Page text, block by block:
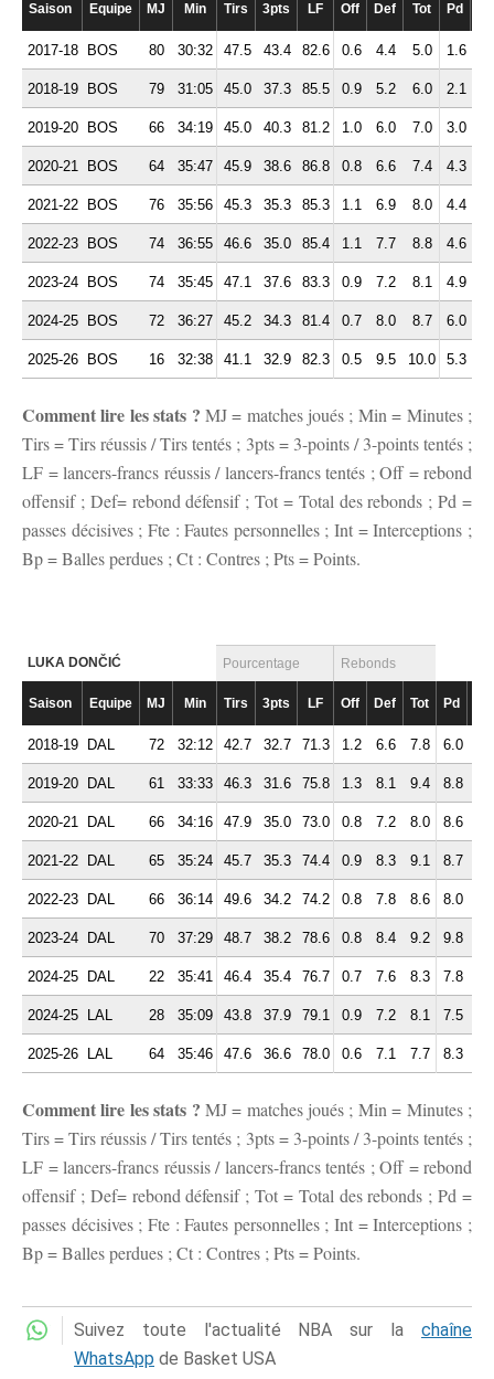
Saison Equipe MJ Min Tirs 3pts LF Off Def Tot Pd
2017-18 BOS 80 30:32 47.5 43.4 82.6 0.6 4.4 5.0 1.6
2018-19 BOS 79 31:05 45.0 37.3 85.5 0.9 5.2 6.0 2.1
2019-20 BOS 66 34:19 45.0 40.3 81.2 1.0 6.0 7.0 3.0
2020-21 BOS 64 35:47 45.9 38.6 86.8 0.8 6.6 7.4 4.3
2021-22 BOS 76 35:56 45.3 35.3 85.3 1.1 6.9 8.0 4.4
2022-23 BOS 74 36:55 46.6 35.0 85.4 1.1 7.7 8.8 4.6
2023-24 BOS 74 35:45 47.1 37.6 83.3 0.9 7.2 8.1 4.9
2024-25 BOS 72 36:27 45.2 34.3 81.4 0.7 8.0 8.7 6.0
2025-26 BOS 16 32:38 41.1 32.9 82.3 0.5 9.5 10.0 5.3
Comment lire les stats ? MJ = matches joués ; Min = Minutes ;
Tirs = Tirs réussis / Tirs tentés ; 3pts = 3-points / 3-points tentés ;
LF = lancers-francs réussis / lancers-francs tentés ; Off = rebond
offensif ; Def= rebond défensif ; Tot = Total des rebonds ; Pd =
passes décisives ; Fte : Fautes personnelles ; Int = Interceptions ;
Bp = Balles perdues ; Ct : Contres ; Pts = Points.
LUKA DONČIĆ Pourcentage Rebonds
Saison Equipe MJ Min Tirs 3pts LF Off Def Tot Pd
2018-19 DAL 72 32:12 42.7 32.7 71.3 1.2 6.6 7.8 6.0
2019-20 DAL 61 33:33 46.3 31.6 75.8 1.3 8.1 9.4 8.8
2020-21 DAL 66 34:16 47.9 35.0 73.0 0.8 7.2 8.0 8.6
2021-22 DAL 65 35:24 45.7 35.3 74.4 0.9 8.3 9.1 8.7
2022-23 DAL 66 36:14 49.6 34.2 74.2 0.8 7.8 8.6 8.0
2023-24 DAL 70 37:29 48.7 38.2 78.6 0.8 8.4 9.2 9.8
2024-25 DAL 22 35:41 46.4 35.4 76.7 0.7 7.6 8.3 7.8
2024-25 LAL 28 35:09 43.8 37.9 79.1 0.9 7.2 8.1 7.5
2025-26 LAL 64 35:46 47.6 36.6 78.0 0.6 7.1 7.7 8.3
Comment lire les stats ? MJ = matches joués ; Min = Minutes ;
Tirs = Tirs réussis / Tirs tentés ; 3pts = 3-points / 3-points tentés ;
LF = lancers-francs réussis / lancers-francs tentés ; Off = rebond
offensif ; Def= rebond défensif ; Tot = Total des rebonds ; Pd =
passes décisives ; Fte : Fautes personnelles ; Int = Interceptions ;
Bp = Balles perdues ; Ct : Contres ; Pts = Points.
Suivez toute l'actualité NBA sur la chaîne
WhatsApp de Basket USA